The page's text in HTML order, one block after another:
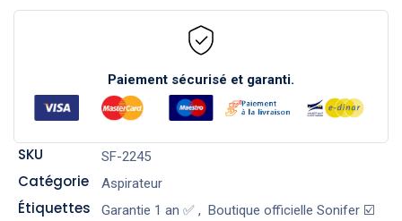
Paiement sécurisé et garanti.
SKU SF-2245
Catégorie Aspirateur
Étiquettes Garantie 1 an ✅, Boutique officielle Sonifer ☑️